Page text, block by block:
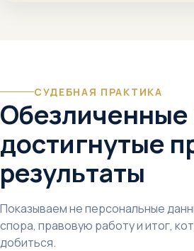
СУДЕБНАЯ ПРАКТИКА
Обезличенные
достигнутые
результаты
Показываем не персональные
спора, правовую работу и итог,
добиться.